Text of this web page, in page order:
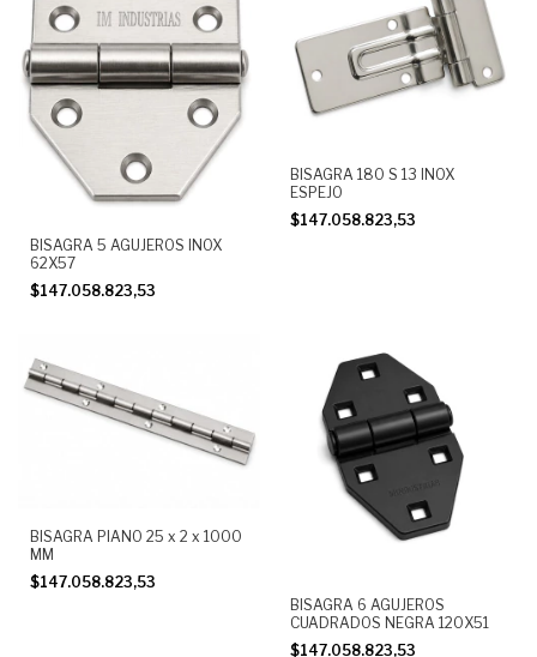
BISAGRA 5 AGUJEROS INOX
62X57
$147.058.823,53
BISAGRA 180 S 13 INOX
ESPEJO
$147.058.823,53
BISAGRA PIANO 25 x 2 x 1000
MM
$147.058.823,53
BISAGRA 6 AGUJEROS
CUADRADOS NEGRA 120X51
$147.058.823,53